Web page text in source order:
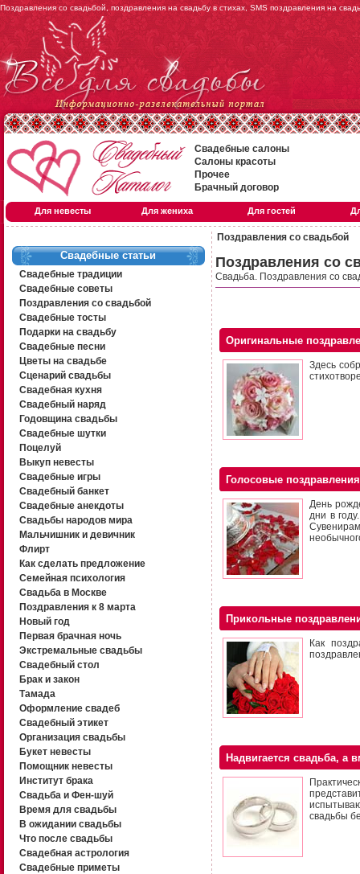
Поздравления со свадьбой, поздравления на свадьбу в стихах, SMS поздравления на
Свадебные салоны
Салоны красоты
Прочее
Брачный договор
Для невесты Для жениха Для гостей
Свадебные статьи
Свадебные традиции
Свадебные советы
Поздравления со свадьбой
Свадебные тосты
Подарки на свадьбу
Свадебные песни
Цветы на свадьбе
Сценарий свадьбы
Свадебная кухня
Свадебный наряд
Годовщина свадьбы
Свадебные шутки
Поцелуй
Выкуп невесты
Свадебные игры
Свадебный банкет
Свадебные анекдоты
Свадьбы народов мира
Мальчишник и девичник
Флирт
Как сделать предложение
Семейная психология
Свадьба в Москве
Поздравления к 8 марта
Новый год
Первая брачная ночь
Экстремальные свадьбы
Свадебный стол
Брак и закон
Тамада
Оформление свадеб
Свадебный этикет
Организация свадьбы
Букет невесты
Помощник невесты
Институт брака
Свадьба и Фен-шуй
Время для свадьбы
В ожидании свадьбы
Что после свадьбы
Свадебная астрология
Свадебные приметы
Поздравления со свадьбой
Поздравления со
Свадьба. Поздравления со
Оригинальные
Здесь
Голосовые
День
дни в
Прикольные
Как
Надвигается свадьба, а
свадьбы